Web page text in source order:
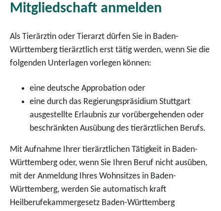
Mitgliedschaft anmelden
Als Tierärztin oder Tierarzt dürfen Sie in Baden-
Württemberg tierärztlich erst tätig werden, wenn Sie die
folgenden Unterlagen vorlegen können:
eine deutsche Approbation oder
eine durch das Regierungspräsidium Stuttgart
ausgestellte Erlaubnis zur vorübergehenden oder
beschränkten Ausübung des tierärztlichen Berufs.
Mit Aufnahme Ihrer tierärztlichen Tätigkeit in Baden-
Württemberg oder, wenn Sie Ihren Beruf nicht ausüben,
mit der Anmeldung Ihres Wohnsitzes in Baden-
Württemberg, werden Sie automatisch kraft
Heilberufekammergesetz Baden-Württemberg